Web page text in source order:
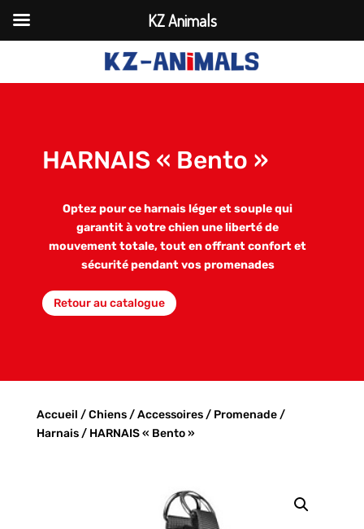
HARNAIS « Bento »
Optez pour ce harnais léger et souple qui
garantit à votre chien une liberté de
mouvement totale, tout en offrant confort et
sécurité pendant vos promenades
Retour au catalogue
Accueil /Chiens/Accessoires/ Promenade/
Harnais/ HARNAIS « Bento »
KZ Animals